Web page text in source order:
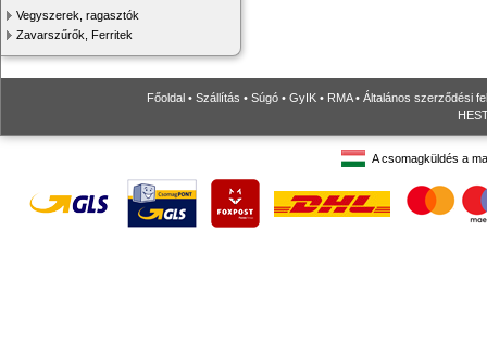
Vegyszerek, ragasztók
Zavarszűrők, Ferritek
Főoldal • Szállítás • Súgó • GyIK • RMA• Általános szerződési
A csomagküldés a